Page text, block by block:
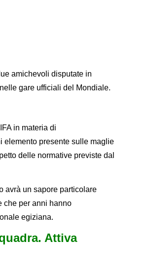
amichevoli disputate in
gare ufficiali del Mondiale.
in materia di
elemento presente sulle maglie
delle normative previste dal
avrà un sapore particolare
che per anni hanno
egiziana.
Attiva